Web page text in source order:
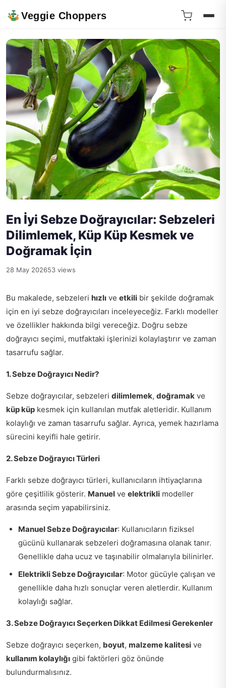
Veggie Choppers
En İyi Sebze Doğrayıcılar: Sebzeleri
Dilimlemek, Küp Küp Kesmek ve
Doğramak İçin
28 May 202653 views
Bu makalede, sebzeleri hızlı ve etkili bir şekilde doğramak
için en iyi sebze doğrayıcıları inceleyeceğiz. Farklı modeller
ve özellikler hakkında bilgi vereceğiz. Doğru sebze
doğrayıcı seçimi, mutfaktaki işlerinizi kolaylaştırır ve zaman
tasarrufu sağlar.
1. Sebze Doğrayıcı Nedir?
Sebze doğrayıcılar, sebzeleri dilimlemek, doğramak ve
küp küp kesmek için kullanılan mutfak aletleridir. Kullanım
kolaylığı ve zaman tasarrufu sağlar. Ayrıca, yemek hazırlama
sürecini keyifli hale getirir.
2. Sebze Doğrayıcı Türleri
Farklı sebze doğrayıcı türleri, kullanıcıların ihtiyaçlarına
göre çeşitlilik gösterir. Manuel ve elektrikli modeller
arasında seçim yapabilirsiniz.
Manuel Sebze Doğrayıcılar: Kullanıcıların fiziksel
gücünü kullanarak sebzeleri doğramasına olanak tanır.
Genellikle daha ucuz ve taşınabilir olmalarıyla bilinirler.
Elektrikli Sebze Doğrayıcılar: Motor gücüyle çalışan ve
genellikle daha hızlı sonuçlar veren aletlerdir. Kullanım
kolaylığı sağlar.
3. Sebze Doğrayıcı Seçerken Dikkat Edilmesi Gerekenler
Sebze doğrayıcı seçerken, boyut, malzeme kalitesi ve
kullanım kolaylığı gibi faktörleri göz önünde
bulundurmalısınız.